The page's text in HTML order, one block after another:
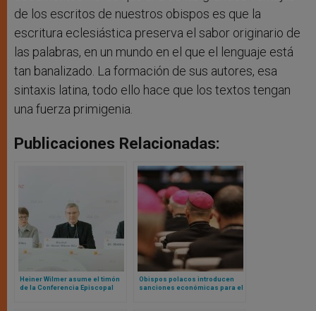
de los escritos de nuestros obispos es que la
escritura eclesiástica preserva el sabor originario de
las palabras, en un mundo en el que el lenguaje está
tan banalizado. La formación de sus autores, esa
sintaxis latina, todo ello hace que los textos tengan
una fuerza primigenia.
Publicaciones Relacionadas:
Heiner Wilmer asume el timón
de la Conferencia Episcopal
Obispos polacos introducen
sanciones económicas para el